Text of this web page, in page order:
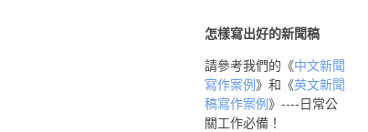
怎樣寫出好的新聞稿
請參考我們的《中文新聞
寫作案例》和《英文新聞
稿寫作案例》----日常公
關工作必備！